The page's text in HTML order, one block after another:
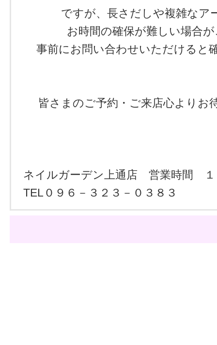
ですが、長さだしや複雑なア
お時間の確保が難しい場合
事前にお問い合わせいただけると
皆さまのご予約・ご来店心より
ネイルガーデン上通店 営業時間 １
TEL０９６－３２３－０３８３